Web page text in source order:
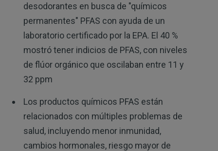
desodorantes en busca de "químicos
permanentes" PFAS con ayuda de un
laboratorio certificado por la EPA. El 40 %
mostró tener indicios de PFAS, con niveles
de flúor orgánico que oscilaban entre 11 y
32 ppm
Los productos químicos PFAS están
relacionados con múltiples problemas de
salud, incluyendo menor inmunidad,
cambios hormonales, riesgo mayor de